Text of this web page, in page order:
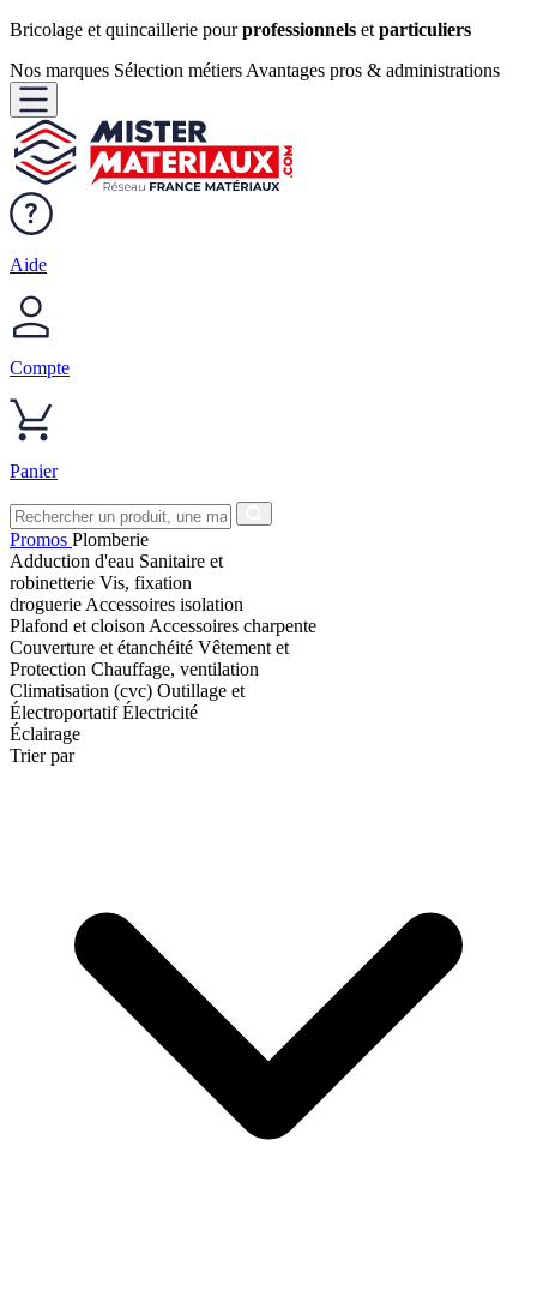
Bricolage et quincaillerie pourprofessionnels et particuliers
Nos marques Sélection métiers Avantages pros & administrations
Aide
Compte
Panier
Promos Plomberie
Adduction d'eau Sanitaire et
robinetterie Vis, fixation
droguerie Accessoires isolation
Plafond et cloison Accessoires charpente
Couverture et étanchéité Vêtement et
Protection Chauffage, ventilation
Climatisation (cvc) Outillage et
ÉlectroportatifÉlectricité
Éclairage
Trier par